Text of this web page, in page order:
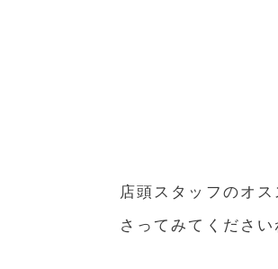
店頭スタッフのオ
さってみてくださ